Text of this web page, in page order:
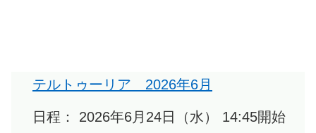
テルトゥーリア 2026年6月
日程： 2026年6月24日（水） 14:45開始